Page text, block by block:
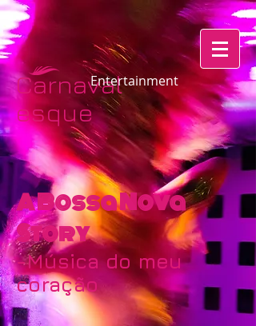
Carnaval
esque​​​​
​​​​​​Entertainment
A Bossa Nova
Story
-Música do meu
coração